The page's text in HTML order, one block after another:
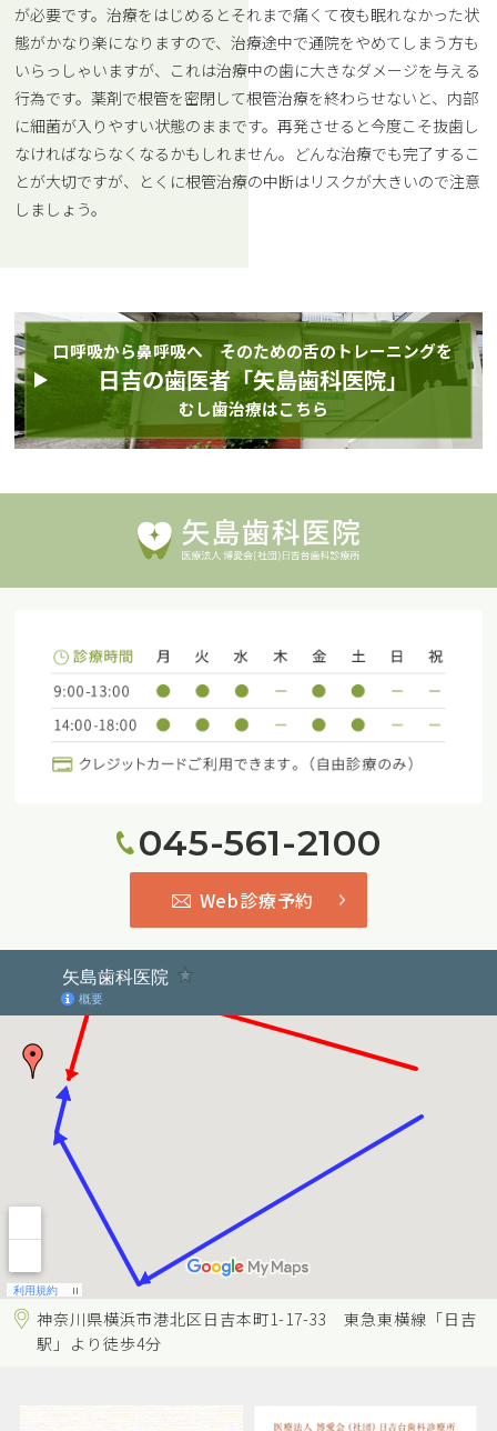
が必要です。治療をはじめるとそれまで痛くて夜も眠れなかった状
態がかなり楽になりますので、治療途中で通院をやめてしまう方も
いらっしゃいますが、これは治療中の歯に大きなダメージを与える
行為です。薬剤で根管を密閉して根管治療を終わらせないと、内部
に細菌が入りやすい状態のままです。再発させると今度こそ抜歯し
なければならなくなるかもしれません。どんな治療でも完了するこ
とが大切ですが、とくに根管治療の中断はリスクが大きいので注意
しましょう。
口呼吸から鼻呼吸へ そのための舌のトレーニングを
日吉の歯医者「矢島歯科医院」
むし歯治療はこちら
045-561-2100
Web診療予約
神奈川県横浜市港北区日吉本町1-17-33 東急東横線「日吉
駅」より徒歩4分